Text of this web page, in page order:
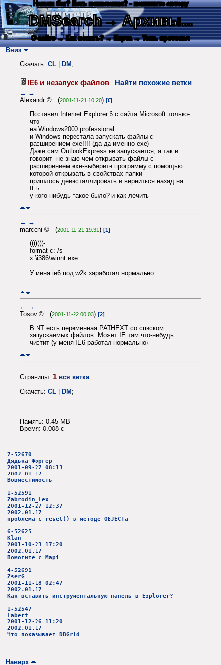
Нашли баг? Есть пожелания? - напишите автору
DMSearch→ Архивы...
О сайте → Как искать? → Карта → Текс. протокол
Вниз
Скачать: CL DM ;
IE6 и незапуск файлов Найти похожие ветки
← →
Alexandr © (2001-11-21 10:20) [0]
Поставил Internet Explorer 6 с сайта Microsoft только-
что
на Windows2000 professional
и Windows перестала запускать файлы с
расширением exe!!!! (да да именно exe)
Даже сам OutlookExpress не запускается, а так и
говорит -не знаю чем открывать файлы с
расширением exe-выберите программу с помощью
которой открывать в свойствах папки
пришлось деинсталлировать и верниться назад на
IE5
у кого-нибудь такое было? и как лечить
← →
marconi © (2001-11-21 19:31) [1]
(((((((-:
format c: /s
x:\i386\winnt.exe
У меня ie6 под w2k заработал нормально.
← →
Tosov © (2001-11-22 00:03) [2]
В NT есть переменная PATHEXT со списком
запускаемых файлов. Может IE там что-нибудь
чистит (у меня IE6 работал нормально)
Страницы: 1 вся ветка
Скачать: CL | DM;
Память: 0.45 MB
Время: 0.008 c
7-52670
Дядька Форгер
2001-09-27 08:13
2002.01.17
Вовместимость
1-52591
Zabrodin_Lex
2001-12-27 12:37
2002.01.17
проблема с reset() в методе OBJECTа
6-52625
Klan
2001-10-23 17:20
2002.01.17
Помогите с Mapi
4-52691
ZserG
2001-11-18 02:47
2002.01.17
Как вставить инструментальную панель в Explorer?
1-52547
Labert
2001-12-26 11:20
2002.01.17
Что показывает DBGrid
Наверх